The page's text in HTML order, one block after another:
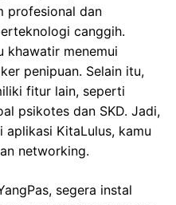
profesional dan
canggih.
khawatir menemui
penipuan. Selain itu,
fitur lain, seperti
psikotes dan SKD. Jadi,
aplikasi KitaLulus, kamu
networking.
segera instal